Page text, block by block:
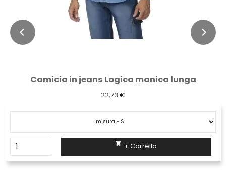
Camicia in jeans Logica manica lunga
22,73 €
 + Carrello